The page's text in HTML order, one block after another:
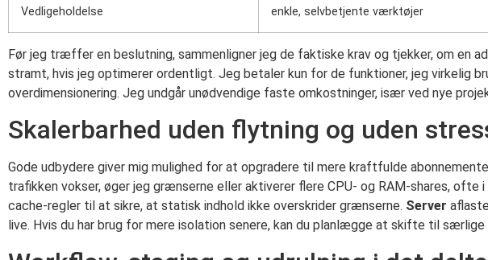
Vedligeholdelse enkle, selvbetjente værktøjer
Før jeg træffer en beslutning, sammenligner jeg de faktiske krav og tjekker, om en
stramt, hvis jeg optimerer ordentligt. Jeg betaler kun for de funktioner, jeg virkelig
overdimensionering. Jeg undgår unødvendige faste omkostninger, især ved nye
Skalerbarhed uden flytning og uden
Gode udbydere giver mig mulighed for at opgradere til mere kraftfulde
trafikken vokser, øger jeg grænserne eller aktiverer flere CPU- og RAM-shares,
cache-regler til at sikre, at statisk indhold ikke overskrider grænserne. Server
live. Hvis du har brug for mere isolation senere, kan du planlægge at skifte til